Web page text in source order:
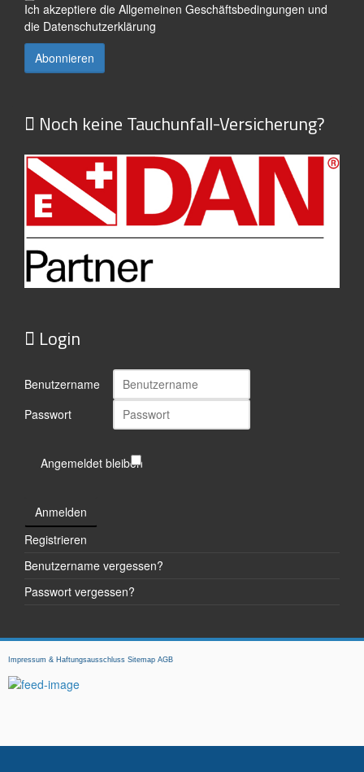
Ich akzeptiere die Allgemeinen Geschäftsbedingungen und
die Datenschutzerklärung
Noch keine Tauchunfall-Versicherung?
Login
Benutzername
Passwort
Angemeldet bleiben
Anmelden
Registrieren
Benutzername vergessen?
Passwort vergessen?
Impressum & Haftungsausschluss Sitemap AGB